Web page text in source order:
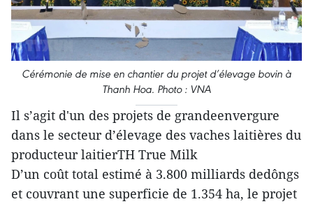
Cérémonie de mise en chantier du projet d’élevage bovin à
Thanh Hoa. Photo : VNA
Il s’agit d'un des projets de grandeenvergure
dans le secteur d’élevage des vaches laitières du
producteur laitierTH True Milk
D’un coût total estimé à 3.800 milliards dedôngs
et couvrant une superficie de 1.354 ha, le projet